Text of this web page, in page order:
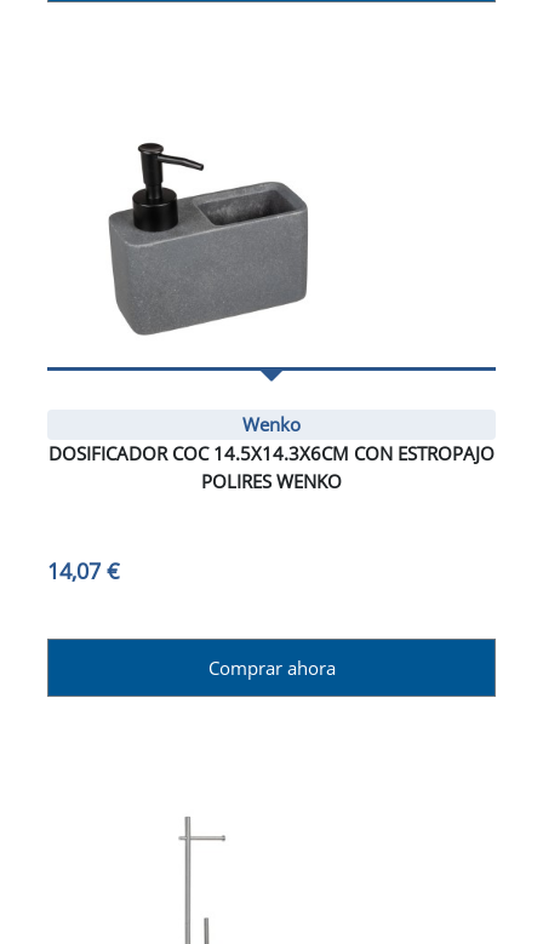
Wenko
DOSIFICADOR COC 14.5X14.3X6CM CON ESTROPAJO
POLIRES WENKO
14,07 €
Comprar ahora